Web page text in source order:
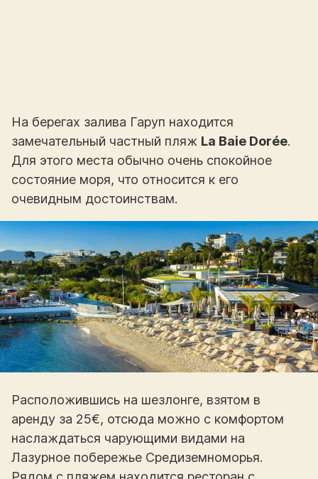
На берегах залива Гаруп находится
замечательный частный пляж La Baie Dorée.
Для этого места обычно очень спокойное
состояние моря, что относится к его
очевидным достоинствам.
Расположившись на шезлонге, взятом в
аренду за 25€, отсюда можно с комфортом
наслаждаться чарующими видами на
Лазурное побережье Средиземноморья.